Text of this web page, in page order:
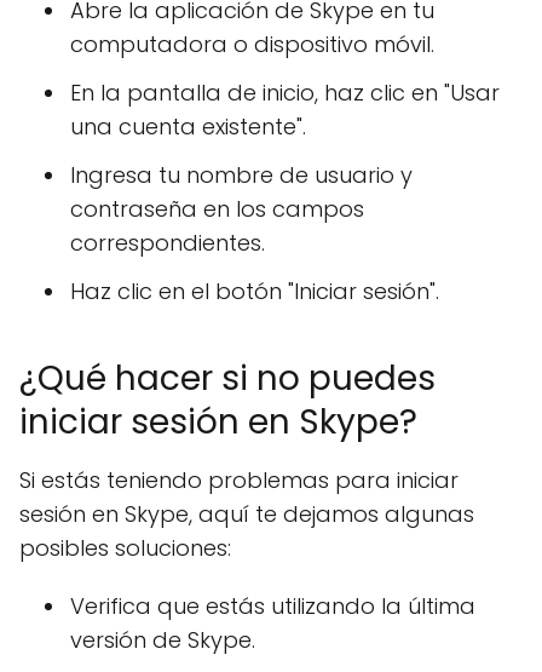
Abre la aplicación de Skype en tu
computadora o dispositivo móvil.
En la pantalla de inicio, haz clic en "Usar
una cuenta existente".
Ingresa tu nombre de usuario y
contraseña en los campos
correspondientes.
Haz clic en el botón "Iniciar sesión".
¿Qué hacer si no puedes
iniciar sesión en Skype?
Si estás teniendo problemas para iniciar
sesión en Skype, aquí te dejamos algunas
posibles soluciones:
Verifica que estás utilizando la última
versión de Skype.